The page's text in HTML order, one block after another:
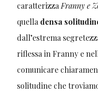
caratterizzaFranny e
quelladensa
dall’estrema
riflessa in Franny e
comunicare
solitudine che